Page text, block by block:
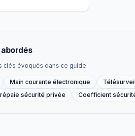
évoqués dans ce guide.
Main courante électronique
sécurité privée Coefficient